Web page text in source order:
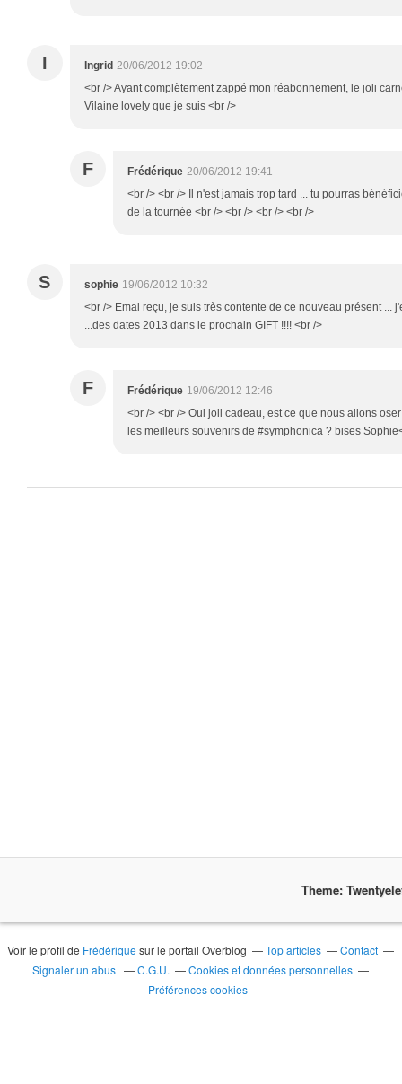
I Ingrid 20/06/2012 19:02
<br /> Ayant complètement zappé mon réabonnement, le joli
Vilaine lovely que je suis <br />
F Frédérique 20/06/2012 19:41
<br /> <br /> Il n'est jamais trop tard ... tu pourras
de la tournée <br /> <br /> <br /> <br />
S sophie 19/06/2012 10:32
<br /> Emai reçu, je suis très contente de ce nouveau présent ...
...des dates 2013 dans le prochain GIFT !!!! <br />
F Frédérique 19/06/2012 12:46
<br /> <br /> Oui joli cadeau, est ce que nous allons
les meilleurs souvenirs de #symphonica ? bises
Theme:
Voir le profil de Frédérique sur le portail Overblog Top articles
Contact
Signaler un abus
C.G.U.
Cookies et données personnelles
Préférences cookies